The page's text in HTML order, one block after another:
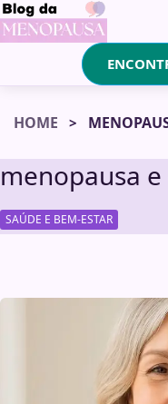
HOME
menopausa
SAÚDE E BEM-ESTAR